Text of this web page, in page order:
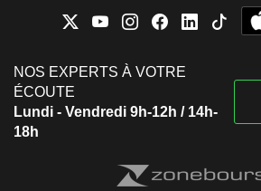
NOS EXPERTS À VOTRE
ÉCOUTE
Lundi - Vendredi 9h-12h / 14h-
18h